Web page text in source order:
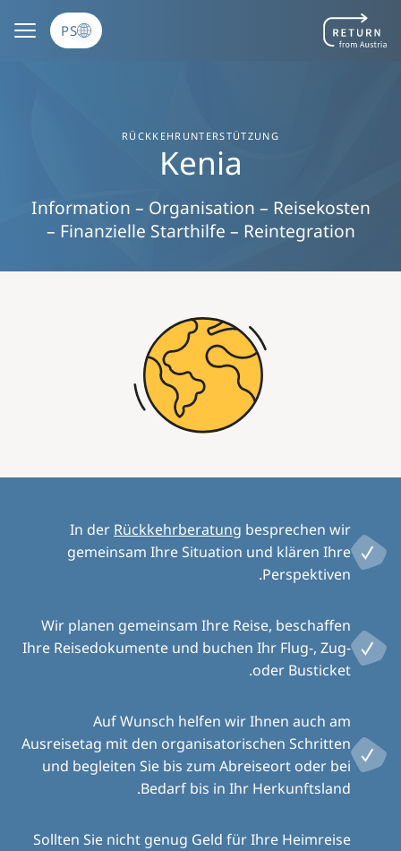
PS
RÜCKKEHRUNTERSTÜTZUNG
Kenia
Information – Organisation – Reisekosten
– Finanzielle Starthilfe – Reintegration
In der Rückkehrberatung besprechen wir
gemeinsam Ihre Situation und klären Ihre
Perspektiven.
Wir planen gemeinsam Ihre Reise, beschaffen
Ihre Reisedokumente und buchen Ihr Flug-, Zug-
oder Busticket.
Auf Wunsch helfen wir Ihnen auch am
Ausreisetag mit den organisatorischen Schritten
und begleiten Sie bis zum Abreiseort oder bei
Bedarf bis in Ihr Herkunftsland.
Sollten Sie nicht genug Geld für Ihre Heimreise